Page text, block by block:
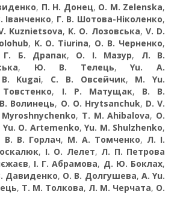
, П. Н. Донец, O. M. Zelenska,
Іванченко, Г. В. Шотова-Ніколенко,
Kuznietsova, К. О. Лозовська, V. D.
, K. O. Tiurina, О. В. Черненко,
Г. Б. Драпак, О. І. Мазур, Л. В.
, Ю. В. Телець,Yu. A.
Kugai, С. В. Овсейчик, M. Yu.
, І. Р. Матущак, В. В.
Волинець, О. О. Hrytsanchuk, D. V.
, T. М. Ahibalova, O.
Yu. О. Artemenko,Yu. М. Shulzhenko,
В. В. Горлач, М. А. Томченко, Л. І.
, І. О. Лелет, Л. П. Петрова
, І. Г. Абрамова, Д. Ю. Боклах,
Давиденко, О. В. Долгушева, A. Yu.
, Т. М. Толкова, Л. М. Черчата, О.